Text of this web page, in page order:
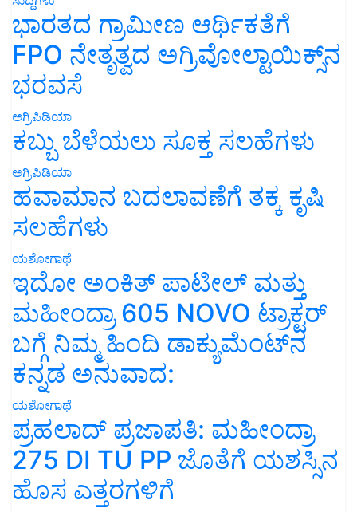
ಭಾರತದ ಗ್ರಾಮೀಣ ಆರ್ಥಿಕತೆಗೆ
FPO ನೇತೃತ್ವದ ಅಗ್ರಿವೋಲ್ಟಾಯಿಕ್ಸ್‌ನ
ಭರವಸೆ
ಅಗ್ರಿಪಿಡಿಯಾ
ಕಬ್ಬು ಬೆಳೆಯಲು ಸೂಕ್ತ ಸಲಹೆಗಳು
ಅಗ್ರಿಪಿಡಿಯಾ
ಹವಾಮಾನ ಬದಲಾವಣೆಗೆ ತಕ್ಕ ಕೃಷಿ
ಸಲಹೆಗಳು
ಯಶೋಗಾಥೆ
ಇದೋ ಅಂಕಿತ್ ಪಾಟೀಲ್ ಮತ್ತು
ಮಹೀಂದ್ರಾ 605 NOVO ಟ್ರಾಕ್ಟರ್
ಬಗ್ಗೆ ನಿಮ್ಮ ಹಿಂದಿ ಡಾಕ್ಯುಮೆಂಟ್‌ನ
ಕನ್ನಡ ಅನುವಾದ:
ಯಶೋಗಾಥೆ
ಪ್ರಹಲಾದ್ ಪ್ರಜಾಪತಿ: ಮಹೀಂದ್ರಾ
275 DI TU PP ಜೊತೆಗೆ ಯಶಸ್ಸಿನ
ಹೊಸ ಎತ್ತರಗಳಿಗೆ